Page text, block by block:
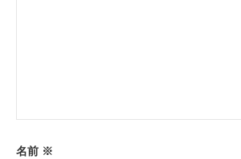
名前 ※